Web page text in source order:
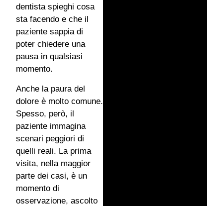
dentista spieghi cosa
sta facendo e che il
paziente sappia di
poter chiedere una
pausa in qualsiasi
momento.
Anche la paura del
dolore è molto comune.
Spesso, però, il
paziente immagina
scenari peggiori di
quelli reali. La prima
visita, nella maggior
parte dei casi, è un
momento di
osservazione, ascolto